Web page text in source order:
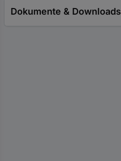
Dokumente & Downloads